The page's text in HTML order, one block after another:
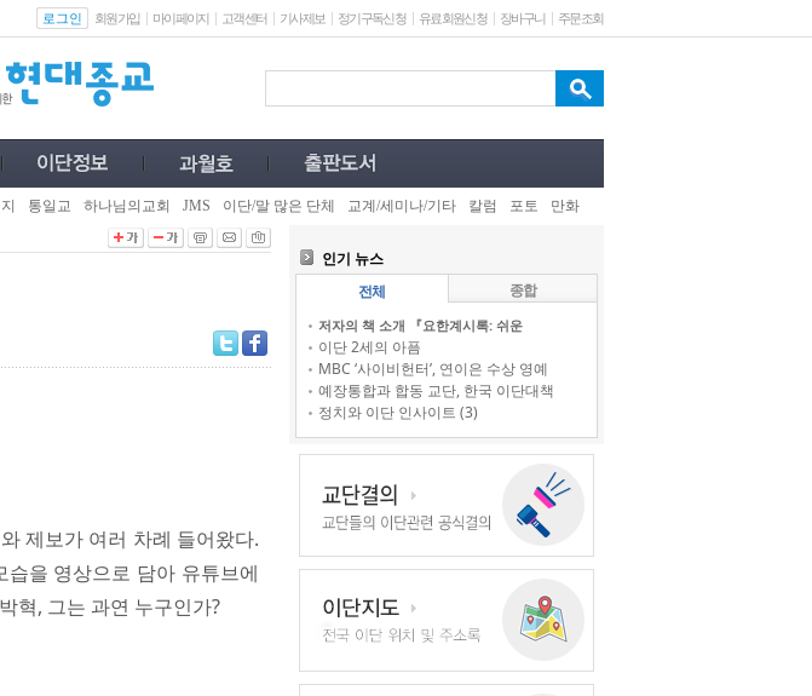
로그인 회원가입 마이페이지 고객센터 기사제보 정기구독신청 유료회원신청 장바구니 주문조회
통일교 하나님의교회 JMS 이단/말 많은 단체 교계/세미나/기타 칼럼 포토 만화
제보가 여러 차례 들어왔다.
습을 영상으로 담아 유튜브에
혁, 그는 과연 누구인가?
인기 뉴스
전체
종합
저자의 책 소개 『요한계시록: 쉬운
이단 2세의 아픔
MBC ‘사이비헌터’, 연이은 수상 영예
예장통합과 합동 교단, 한국 이단대책
정치와 이단 인사이트 (3)